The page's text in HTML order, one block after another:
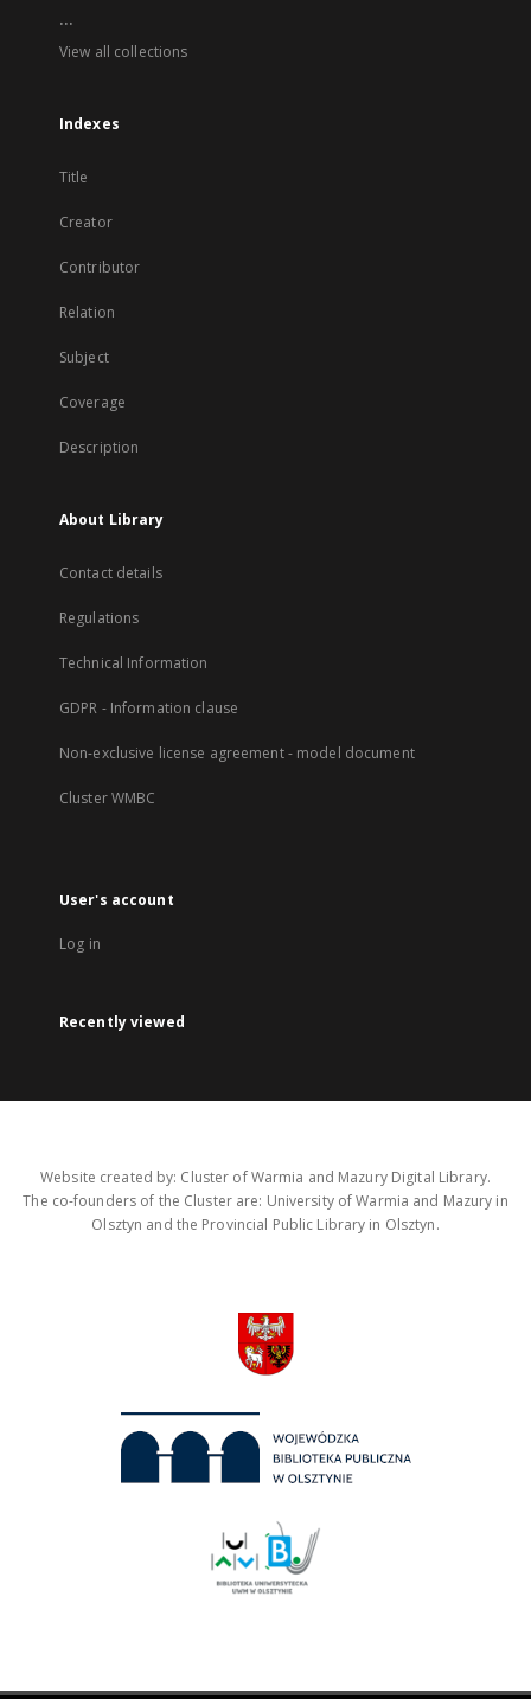
...
View all collections
Indexes
Title
Creator
Contributor
Relation
Subject
Coverage
Description
About Library
Contact details
Regulations
Technical Information
GDPR - Information clause
Non-exclusive license agreement - model document
Cluster WMBC
User's account
Log in
Recently viewed
Website created by: Cluster of Warmia and Mazury Digital Library.
The co-founders of the Cluster are: University of Warmia and Mazury in
Olsztyn and the Provincial Public Library in Olsztyn.